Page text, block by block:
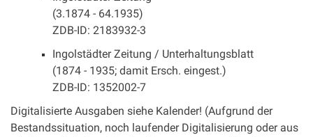
(3.1874 - 64.1935)
ZDB-ID: 2183932-3
Ingolstädter Zeitung / Unterhaltungsblatt
(1874 - 1935; damit Ersch. eingest.)
ZDB-ID: 1352002-7
Digitalisierte Ausgaben siehe Kalender! (Aufgrund der
Bestandssituation, noch laufender Digitalisierung oder aus